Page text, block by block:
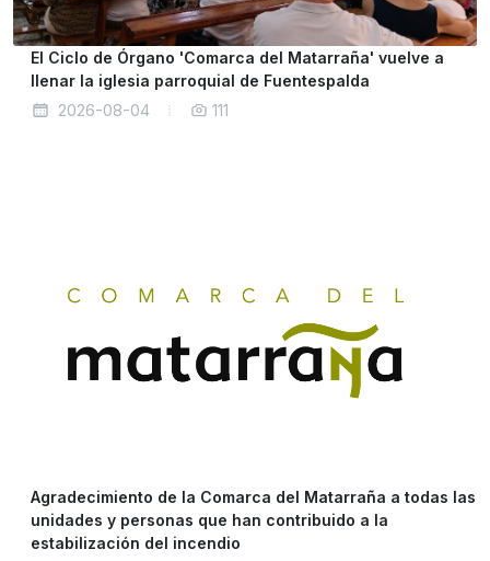
El Ciclo de Órgano 'Comarca del Matarraña' vuelve a
llenar la iglesia parroquial de Fuentespalda
2026-08-04
111
Agradecimiento de la Comarca del Matarraña a todas las
unidades y personas que han contribuido a la
estabilización del incendio